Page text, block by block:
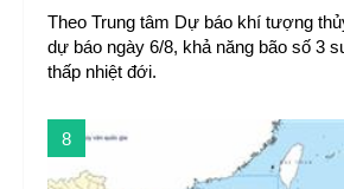
Theo Trung tâm Dự báo khí tượng
dự báo ngày 6/8, khả năng bão số 3
thấp nhiệt đới.
8